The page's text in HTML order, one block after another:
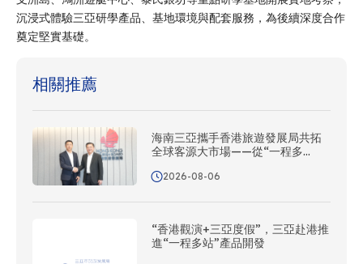
沉浸式體驗三亞研學產品、基地環境與配套服務，為後續深度合作
奠定堅實基礎。
相關推薦
海南三亞攜手香港旅遊發展局共拓
全球客源大市場——從“一程多
2026-08-06
“香港觀演+三亞度假”，三亞赴港推
進“一程多站”產品開發